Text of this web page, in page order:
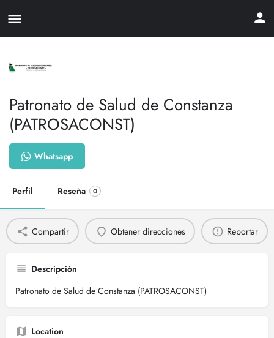
Patronato de Salud de Constanza
(PATROSACONST)
Whatsapp
Perfil Reseña 0
Compartir Obtener direcciones Reportar
Descripción
Patronato de Salud de Constanza (PATROSACONST)
Location